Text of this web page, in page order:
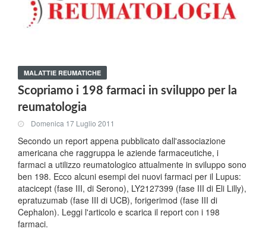
MALATTIE REUMATICHE
Scopriamo i 198 farmaci in sviluppo per la
reumatologia
Domenica 17 Luglio 2011
Secondo un report appena pubblicato dall'associazione
americana che raggruppa le aziende farmaceutiche, i
farmaci a utilizzo reumatologico attualmente in sviluppo sono
ben 198. Ecco alcuni esempi dei nuovi farmaci per il Lupus:
atacicept (fase III, di Serono), LY2127399 (fase III di Eli Lilly),
epratuzumab (fase III di UCB), forigerimod (fase III di
Cephalon). Leggi l'articolo e scarica il report con i 198
farmaci.